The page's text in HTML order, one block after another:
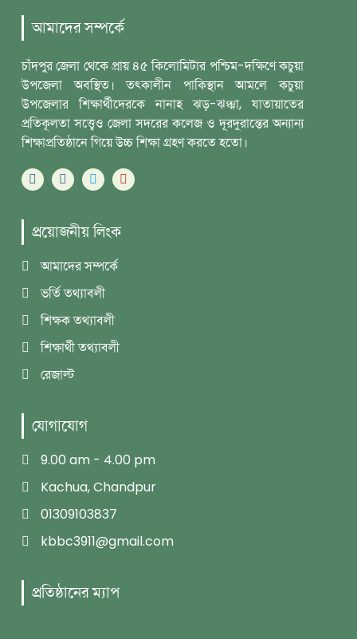
আমাদের সম্পর্কে
চাঁদপুর জেলা থেকে প্রায় ৪৫ কিলোমিটার পশ্চিম-দক্ষিণে কচুয়া
উপজেলা অবস্থিত। তৎকালীন পাকিস্থান আমলে কচুয়া
উপজেলার শিক্ষার্থীদেরকে নানাহ ঝড়-ঝঞ্ঝা, যাতায়াতের
প্রতিকূলতা সত্ত্বেও জেলা সদরের কলেজ ও দূরদুরান্তের অন্যান্য
শিক্ষাপ্রতিষ্ঠানে গিয়ে উচ্চ শিক্ষা গ্রহণ করতে হতো।
প্রয়োজনীয় লিংক
আমাদের সম্পর্কে
ভর্তি তথ্যাবলী
শিক্ষক তথ্যাবলী
শিক্ষার্থী তথ্যাবলী
রেজাল্ট
যোগাযোগ
9.00 am - 4.00 pm
Kachua, Chandpur
01309103837
kbbc3911@gmail.com
প্রতিষ্ঠানের ম্যাপ